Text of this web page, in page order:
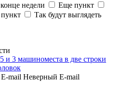
недели
Еще пункт
Так будут выглядеть
и 3 машиноместа в две строки
E-mail Неверный E-mail